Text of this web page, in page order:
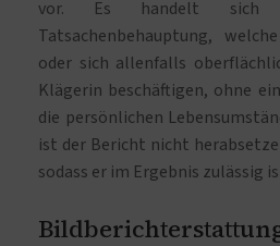
vor. Es handelt sich
Tatsachenbehauptung,
oder sich allenfalls
Klägerin beschäftigen, ohne
die persönlichen
ist der Bericht nicht
sodass er im Ergebnis zulässig